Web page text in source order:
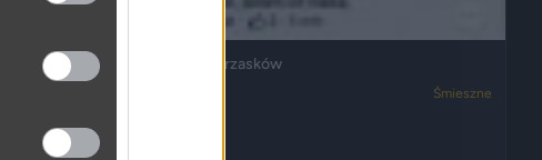
Ja też mam dosyć ich wrzasków
Śmieszne